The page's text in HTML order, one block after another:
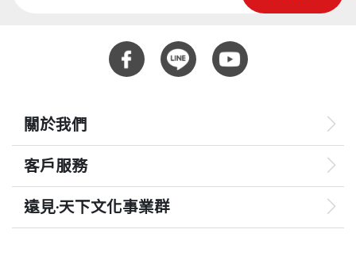
關於我們
客戶服務
遠見‧天下文化事業群